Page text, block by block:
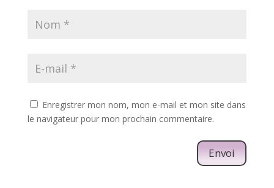
Enregistrer mon nom, mon e-mail et mon site dans
le navigateur pour mon prochain commentaire.
Envoi